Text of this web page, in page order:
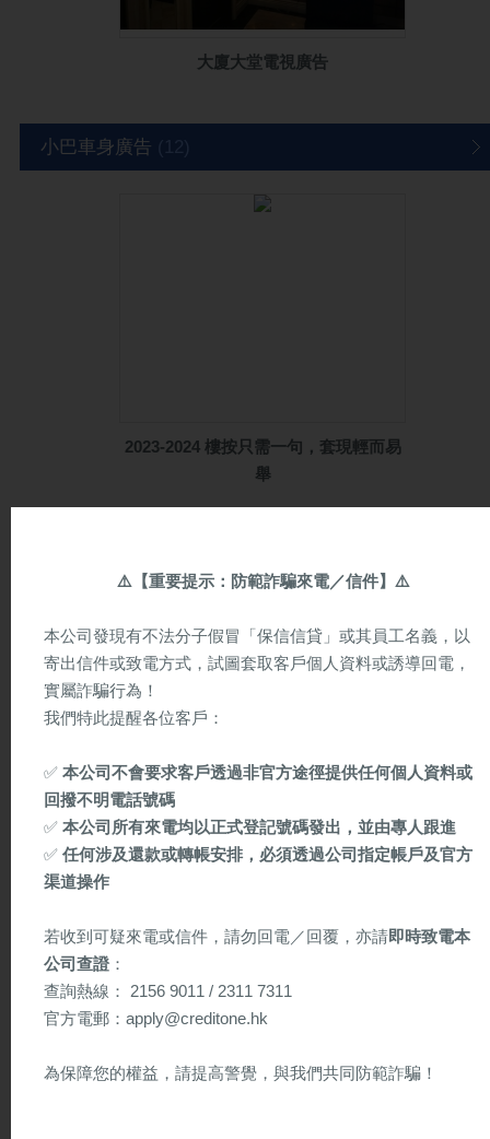
大廈大堂電視廣告
小巴車身廣告
2023-2024 樓按只需⼀句，套現輕⽽易
舉
公屋居屋重新加按
巴士車身廣告(18)
⚠️ 【重要提示：防範詐騙來電／信件】 ⚠️
本公司發現有不法分子假冒「保信信貸」或其員工名義，以
寄出信件或致電方式，試圖套取客戶個人資料或誘導回電，
實屬詐騙行為！
我們特此提醒各位客戶：
✅ 本公司不會要求客戶透過非官方途徑提供任何個人資料或
回撥不明電話號碼
✅ 本公司所有來電均以正式登記號碼發出，並由專人跟進
✅ 任何涉及還款或轉帳安排，必須透過公司指定帳戶及官方
渠道操作
若收到可疑來電或信件，請勿回電／回覆，亦請即時致電本
公司查證 ：
查詢熱線： 2156 9011 / 2311 7311
官方電郵：apply@creditone.hk
為保障您的權益，請提高警覺，與我們共同防範詐騙！